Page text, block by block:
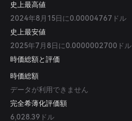
史上最高値
2024年8月15日に0.00004767ドル
史上最安値
2025年7月8日に0.0000002700ドル
時価総額と評価
時価総額
データが利用できません
完全希薄化評価額
6,028.39ドル